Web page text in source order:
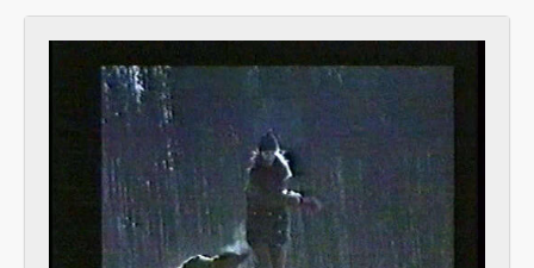
[Subseries] Lampyris
[Subseries] Marienbad
[Subseries] Somnia Molitori / Miller’s visions
[Subseries] Na vrcholu / Zebín
[Subseries] Tvář
[Subseries] Kontrasty života
[Subseries] Kosmické turbulence
[Subseries] Cosmos – Křižíkova fontána